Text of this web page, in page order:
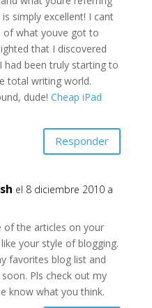
simply excellent! I cant
what youve got to
that I discovered
had been truly starting to
total writing world.
dude! Cheap iPad
Responder
el 8 diciembre 2010 a
of the articles on your
your style of blogging.
favorites blog list and
Pls check out my
know what you think.